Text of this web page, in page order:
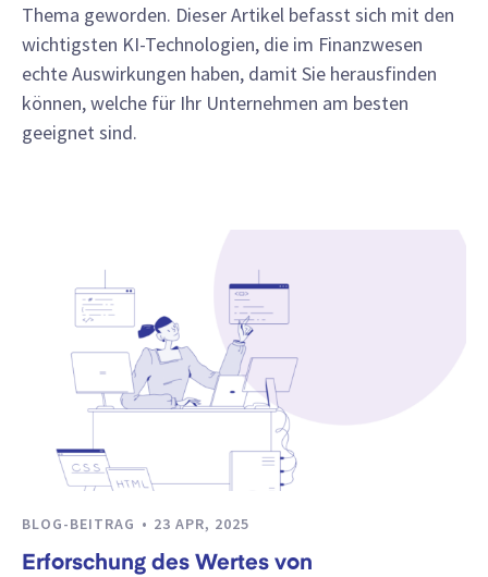
Thema geworden. Dieser Artikel befasst sich mit den
wichtigsten KI-Technologien, die im Finanzwesen
echte Auswirkungen haben, damit Sie herausfinden
können, welche für Ihr Unternehmen am besten
geeignet sind.
BLOG-BEITRAG 23 APR, 2025
Erforschung des Wertes von